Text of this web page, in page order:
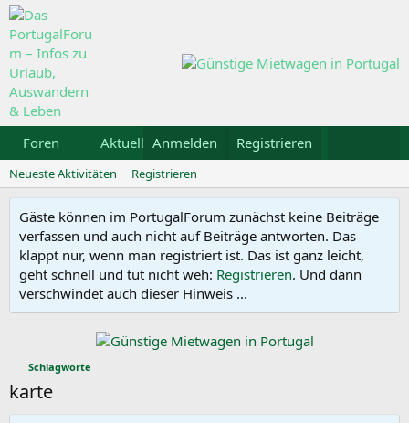
Foren Aktuelles Galerie Kalender
Anmelden Registrieren
Neueste Aktivitäten Registrieren
Gäste können im PortugalForum zunächst keine Beiträge
verfassen und auch nicht auf Beiträge antworten. Das
klappt nur, wenn man registriert ist. Das ist ganz leicht,
geht schnell und tut nicht weh: Registrieren. Und dann
verschwindet auch dieser Hinweis ...
Schlagworte
karte